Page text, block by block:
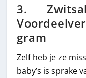
3. Zwitsal
gram
Zelf heb je ze
baby’s is sprake